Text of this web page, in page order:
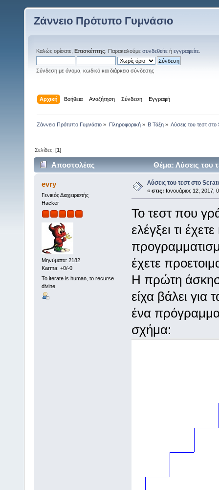
Ζάννειο Πρότυπο Γυμνάσιο
Καλώς ορίσατε, Επισκέπτης . Παρακαλούμε συνδεθείτε ή εγγραφείτε
Σύνδεση με όνομα, κωδικό και διάρκεια σύνδεσης
Αρχική Βοήθεια Αναζήτηση Σύνδεση Εγγραφή
Ζάννειο Πρότυπο Γυμνάσιο » Πληροφορική» Β Τάξη» Λύσεις του τεστ
Σελίδες: [1]
Αποστολέας Θέμα: Λύσεις του
evry
Γενικός Διαχειριστής
Hacker
Μηνύματα: 2182
Karma: +0/-0
To iterate is human, to recurse
divine
Λύσεις του τεστ στο
« στις: Ιανουάριος 12, 2017,
Το τεστ που
ελέγξει τι
έχετε
Η πρώτη
είχα βάλει
ένα
σχήμα: